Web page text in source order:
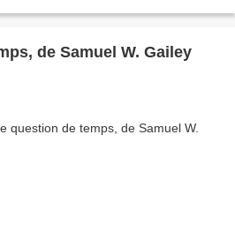
de Samuel W. Gailey